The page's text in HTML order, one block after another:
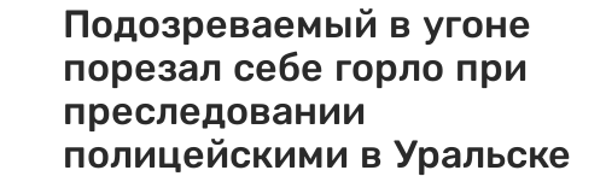
Подозреваемый в угоне
порезал себе горло при
преследовании
полицейскими в Уральске